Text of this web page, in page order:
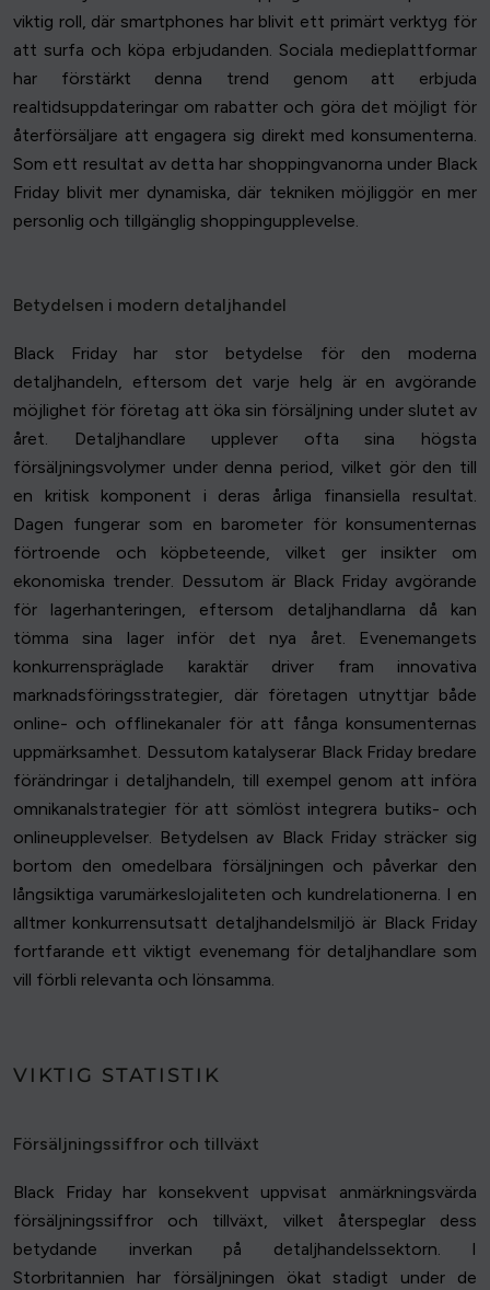
viktig roll, där smartphones har blivit ett primärt verktyg för
att surfa och köpa erbjudanden. Sociala medieplattformar
har förstärkt denna trend genom att erbjuda
realtidsuppdateringar om rabatter och göra det möjligt för
återförsäljare att engagera sig direkt med konsumenterna.
Som ett resultat av detta har shoppingvanorna under Black
Friday blivit mer dynamiska, där tekniken möjliggör en mer
personlig och tillgänglig shoppingupplevelse.
Betydelsen i modern detaljhandel
Black Friday har stor betydelse för den moderna
detaljhandeln, eftersom det varje helg är en avgörande
möjlighet för företag att öka sin försäljning under slutet av
året. Detaljhandlare upplever ofta sina högsta
försäljningsvolymer under denna period, vilket gör den till
en kritisk komponent i deras årliga finansiella resultat.
Dagen fungerar som en barometer för konsumenternas
förtroende och köpbeteende, vilket ger insikter om
ekonomiska trender. Dessutom är Black Friday avgörande
för lagerhanteringen, eftersom detaljhandlarna då kan
tömma sina lager inför det nya året. Evenemangets
konkurrenspräglade karaktär driver fram innovativa
marknadsföringsstrategier, där företagen utnyttjar både
online- och offlinekanaler för att fånga konsumenternas
uppmärksamhet. Dessutom katalyserar Black Friday bredare
förändringar i detaljhandeln, till exempel genom att införa
omnikanalstrategier för att sömlöst integrera butiks- och
onlineupplevelser. Betydelsen av Black Friday sträcker sig
bortom den omedelbara försäljningen och påverkar den
långsiktiga varumärkeslojaliteten och kundrelationerna. I en
alltmer konkurrensutsatt detaljhandelsmiljö är Black Friday
fortfarande ett viktigt evenemang för detaljhandlare som
vill förbli relevanta och lönsamma.
VIKTIG STATISTIK
Försäljningssiffror och tillväxt
Black Friday har konsekvent uppvisat anmärkningsvärda
försäljningssiffror och tillväxt, vilket återspeglar dess
betydande inverkan på detaljhandelssektorn. I
Storbritannien har försäljningen ökat stadigt under de